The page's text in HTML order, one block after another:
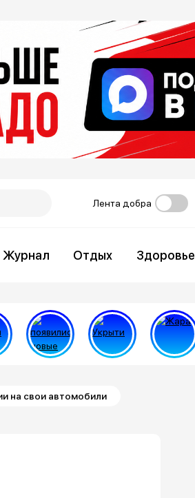
Лента добра
Журнал Отдых Здоровье
на свои автомобили